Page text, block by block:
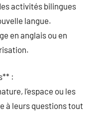
activités bilingues
langue.
en anglais ou en
:
l’espace ou les
à leurs questions tout